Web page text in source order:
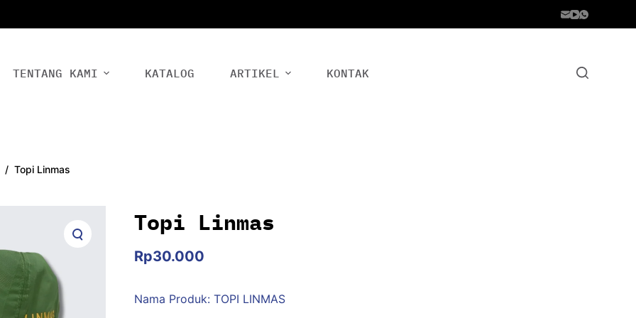
TENTANG KAMI KATALOG ARTIKEL KONTAK
/ Topi Linmas
Topi Linmas
Rp30.000
Nama Produk: TOPI LINMAS